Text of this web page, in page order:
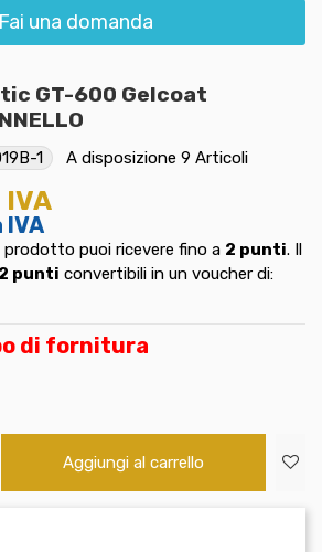
Fai una domanda
GT-600 Gelcoat
1 A disposizione 9 Articoli
IVA
IVA
puoi ricevere fino a 2 punti. Il
2 punti convertibili in un voucher di:
di fornitura
Aggiungi al carrello